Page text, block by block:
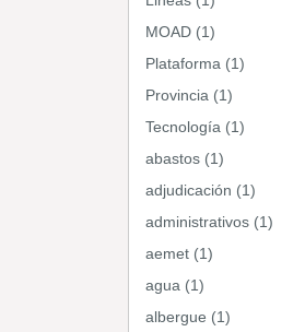
MOAD (1)
Plataforma (1)
Provincia (1)
Tecnología (1)
abastos (1)
adjudicación (1)
administrativos (1)
aemet (1)
agua (1)
albergue (1)